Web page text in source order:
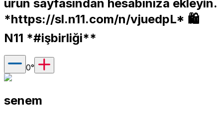
ürün sayfasından hesabınıza ekleyin.
*https://sl.n11.com/n/vjuedpL* 🛍
N11 *#işbirliği**
0°
senem